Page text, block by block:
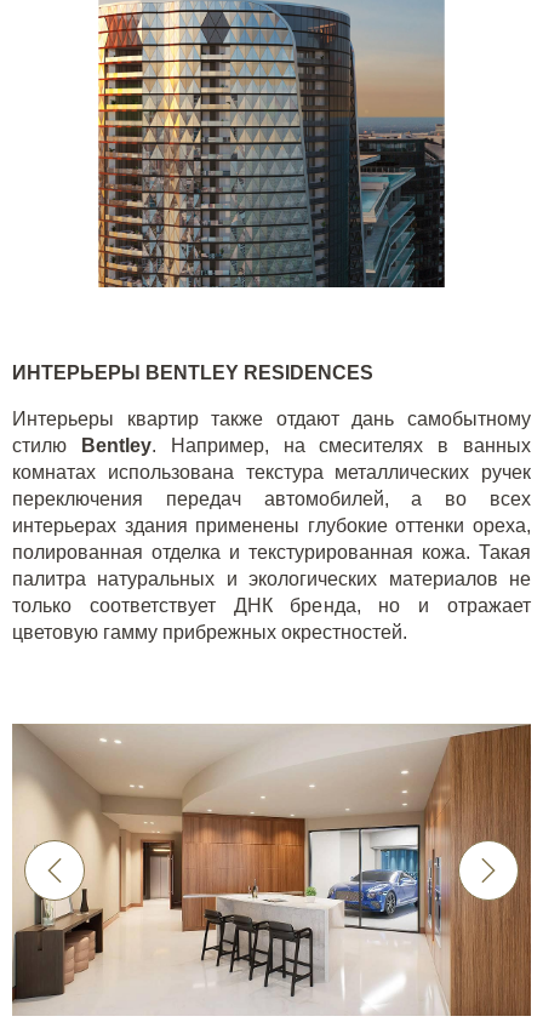
ИНТЕРЬЕРЫ BENTLEY RESIDENCES
Интерьеры квартир также отдают дань самобытному
стилю
Bentley. Например, на смесителях в ванных
комнатах использована текстура металлических ручек
переключения передач автомобилей, а во всех
интерьерах здания применены глубокие оттенки ореха,
полированная отделка и текстурированная кожа. Такая
палитра натуральных и экологических материалов не
только соответствует ДНК бренда, но и отражает
цветовую гамму прибрежных окрестностей.